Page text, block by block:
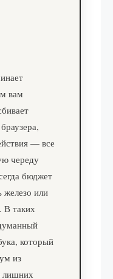
вам
— все
череду
бюджет
железо или
В таких
который
из
лишних